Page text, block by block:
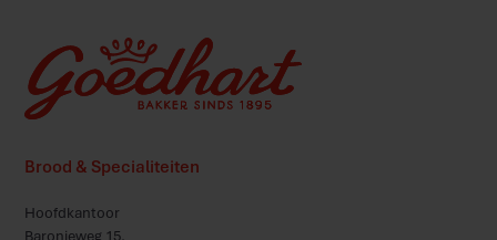
Brood & Specialiteiten
Hoofdkantoor
Baronieweg 15,